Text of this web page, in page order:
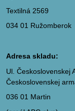
Textilná 2569
034 01 Ružomberok
Adresa skladu:
Ul. Československej
Československej
036 01 Martin